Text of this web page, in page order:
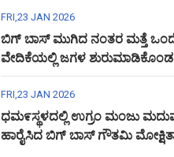
FRI,23 JAN 2026
ಬಿಗ್ ಬಾಸ್ ಮುಗಿದ ನಂತರ ಮತ್ತೆ
ವೇದಿಕೆಯಲ್ಲಿ ಜಗಳ ಶುರುಮಾಡಿಕೊಂಡ
ಅಶ್ವಿನಿ ಗೌಡ
FRI,23 JAN 2026
ಧಮ೯ಸ್ಥಳದಲ್ಲಿ ಉಗ್ರಂ ಮಂಜು
ಹಾರೈಸಿದ ಬಿಗ್ ಬಾಸ್ ಗೌತಮಿ